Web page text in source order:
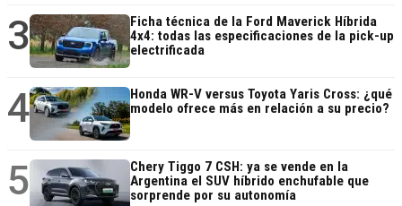
3
Ficha técnica de la Ford Maverick Híbrida
4x4: todas las especificaciones de la pick-up
electrificada
4
Honda WR-V versus Toyota Yaris Cross: ¿qué
modelo ofrece más en relación a su precio?
5
Chery Tiggo 7 CSH: ya se vende en la
Argentina el SUV híbrido enchufable que
sorprende por su autonomía